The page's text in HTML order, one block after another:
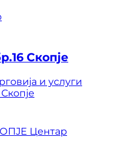
Скопје
и услуги
Центар